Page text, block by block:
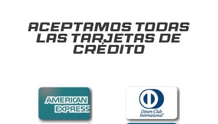
Aceptamos todas
las tarjetas de
crédito